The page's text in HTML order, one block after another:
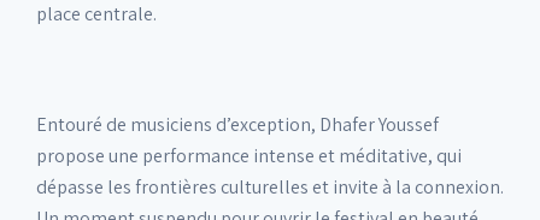
place centrale.
Entouré de musiciens d’exception, Dhafer Youssef
propose une performance intense et méditative, qui
dépasse les frontières culturelles et invite à la connexion.